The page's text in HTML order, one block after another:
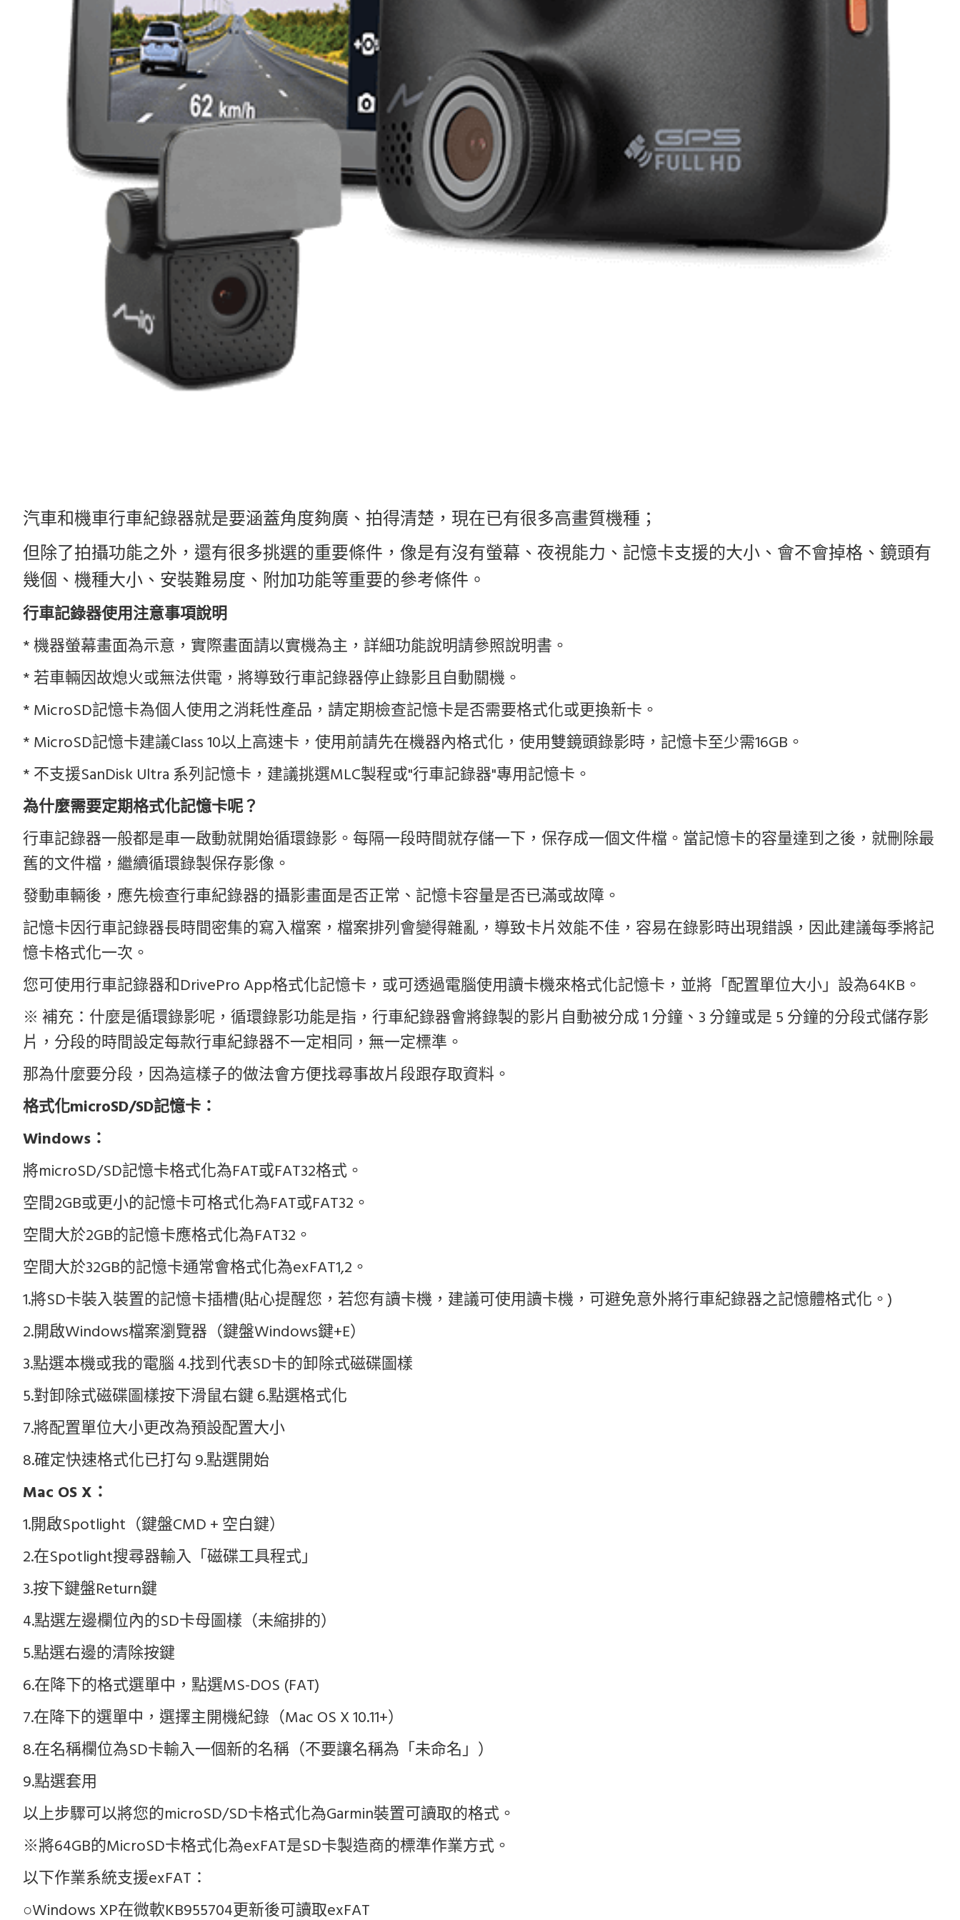
汽車和機車行車紀錄器就是要涵蓋角度夠廣、拍得清楚，現在已有很多高畫質機種；
但除了拍攝功能之外，還有很多挑選的重要條件，像是有沒有螢幕、夜視能力、記憶卡支援的大小、會不會掉格、鏡頭有
幾個、機種大小、安裝難易度、附加功能等重要的參考條件。
行車記錄器使用注意事項說明
* 機器螢幕畫面為示意，實際畫面請以實機為主，詳細功能說明請參照說明書。
* 若車輛因故熄火或無法供電，將導致行車記錄器停止錄影且自動關機。
* MicroSD記憶卡為個人使用之消耗性產品，請定期檢查記憶卡是否需要格式化或更換新卡。
* MicroSD記憶卡建議Class 10以上高速卡，使用前請先在機器內格式化，使用雙鏡頭錄影時，記憶卡至少需16GB。
* 不支援SanDisk Ultra 系列記憶卡，建議挑選MLC製程或"行車記錄器"專用記憶卡。
為什麼需要定期格式化記憶卡呢？
行車記錄器一般都是車一啟動就開始循環錄影。每隔一段時間就存儲一下，保存成一個文件檔。當記憶卡的容量達到之後，就刪除最
舊的文件檔，繼續循環錄製保存影像。
發動車輛後，應先檢查行車紀錄器的攝影畫面是否正常、記憶卡容量是否已滿或故障。
記憶卡因行車記錄器長時間密集的寫入檔案，檔案排列會變得雜亂，導致卡片效能不佳，容易在錄影時出現錯誤，因此建議每季將記
憶卡格式化一次。
您可使用行車記錄器和DrivePro App格式化記憶卡，或可透過電腦使用讀卡機來格式化記憶卡，並將「配置單位大小」設為64KB。
※ 補充：什麼是循環錄影呢，循環錄影功能是指，行車紀錄器會將錄製的影片自動被分成 1 分鐘、3 分鐘或是 5 分鐘的分段式儲存影
片，分段的時間設定每款行車紀錄器不一定相同，無一定標準。
那為什麼要分段，因為這樣子的做法會方便找尋事故片段跟存取資料。
格式化microSD/SD記憶卡：
Windows：
將microSD/SD記憶卡格式化為FAT或FAT32格式。
空間2GB或更小的記憶卡可格式化為FAT或FAT32。
空間大於2GB的記憶卡應格式化為FAT32。
空間大於32GB的記憶卡通常會格式化為exFAT1,2。
1.將SD卡裝入裝置的記憶卡插槽(貼心提醒您，若您有讀卡機，建議可使用讀卡機，可避免意外將行車紀錄器之記憶體格式化。)
2.開啟Windows檔案瀏覽器（鍵盤Windows鍵+E）
3.點選本機或我的電腦 4.找到代表SD卡的卸除式磁碟圖樣
5.對卸除式磁碟圖樣按下滑鼠右鍵 6.點選格式化
7.將配置單位大小更改為預設配置大小
8.確定快速格式化已打勾 9.點選開始
Mac OS X：
1.開啟Spotlight（鍵盤CMD + 空白鍵）
2.在Spotlight搜尋器輸入「磁碟工具程式」
3.按下鍵盤Return鍵
4.點選左邊欄位內的SD卡母圖樣（未縮排的）
5.點選右邊的清除按鍵
6.在降下的格式選單中，點選MS-DOS (FAT)
7.在降下的選單中，選擇主開機紀錄（Mac OS X 10.11+）
8.在名稱欄位為SD卡輸入一個新的名稱（不要讓名稱為「未命名」）
9.點選套用
以上步驟可以將您的microSD/SD卡格式化為Garmin裝置可讀取的格式。
※將64GB的MicroSD卡格式化為exFAT是SD卡製造商的標準作業方式。
以下作業系統支援exFAT：
○Windows XP在微軟KB955704更新後可讀取exFAT